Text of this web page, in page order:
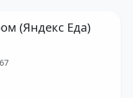
(Яндекс Еда)